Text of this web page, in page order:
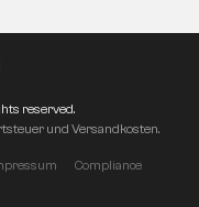
Compliance
reserved.
und Versandkosten.